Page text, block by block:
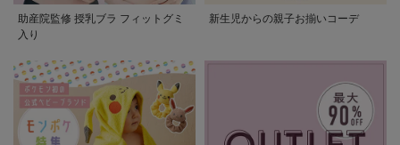
助産院監修 授乳ブラ フィットグミ
入り
新生児からの親子お揃いコーデ